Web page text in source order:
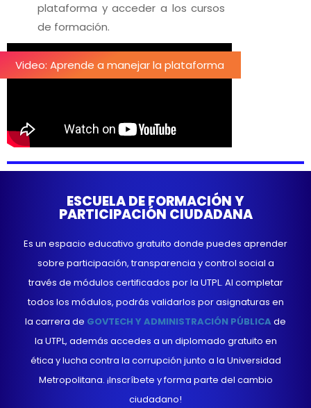
plataforma y acceder a los cursos
de formación.
Video: Aprende a manejar la plataforma
ESCUELA DE FORMACIÓN Y
PARTICIPACIÓN CIUDADANA
Es un espacio educativo gratuito donde puedes aprender
sobre participación, transparencia y control social a
través de módulos certificados por la UTPL. Al completar
todos los módulos, podrás validarlos por asignaturas en
la carrera de GOVTECH Y ADMINISTRACIÓN PÚBLICA de
la UTPL, además accedes a un diplomado gratuito en
ética y lucha contra la corrupción junto a la Universidad
Metropolitana. ¡Inscríbete y forma parte del cambio
ciudadano!